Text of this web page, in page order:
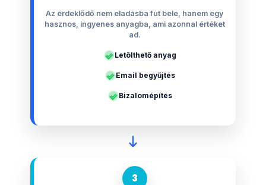
Az érdeklődő nem eladásba fut bele, hanem egy
hasznos, ingyenes anyagba, ami azonnal értéket
ad.
Letölthető anyag
Email begyűjtés
Bizalomépítés
3